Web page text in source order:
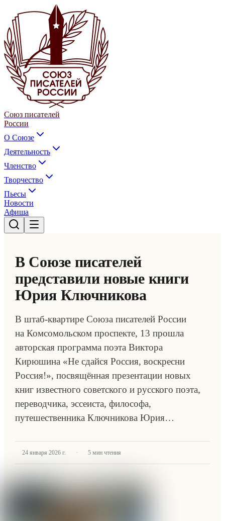
Союз писателей
России
О Союзе
Деятельность
Членство
Творчество
Пьесы
Новости
Афиша
В Союзе писателей
представили новые книги
Юрия Ключникова
В штаб-квартире Союза писателей России
на Комсомольском проспекте, 13 прошла
авторская программа поэта Виктора
Кирюшина «Не сдайся Россия, воскресни
Россия!», посвящённая презентации новых
книг известного советского и русского поэта,
переводчика, эссеиста, философа,
путешественника Ключникова Юрия…
24 января 2026 г. · 5 мин чтения